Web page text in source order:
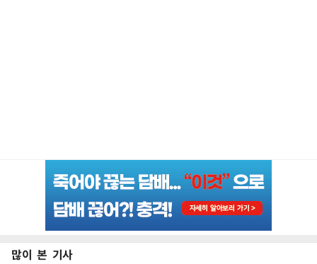
많이 본 기사